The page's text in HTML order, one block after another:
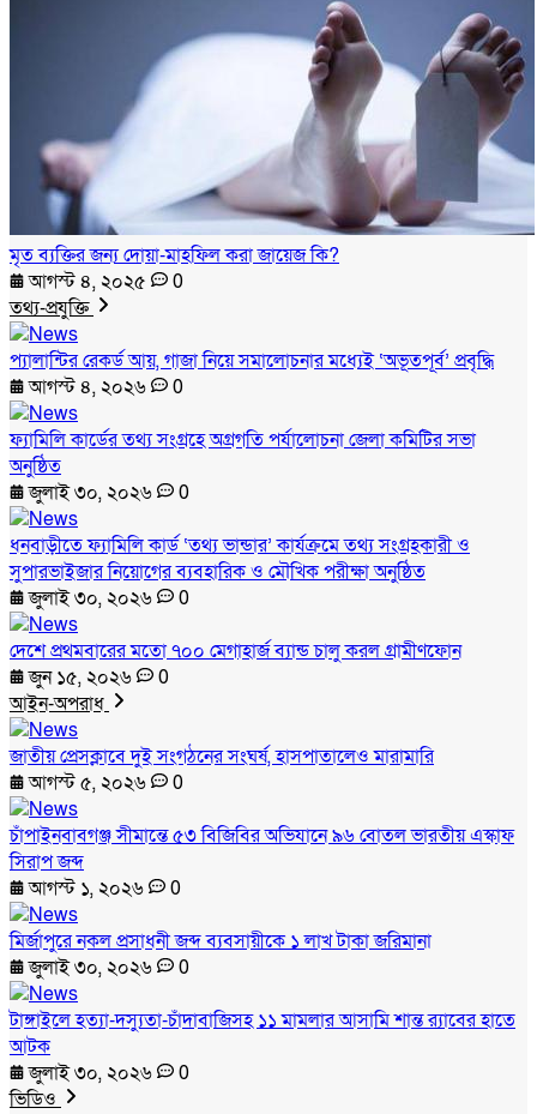
মৃত ব্যক্তির জন্য দোয়া-মাহফিল করা জায়েজ কি?
আগস্ট ৪, ২০২৫
0
তথ্য-প্রযুক্তি
প্যালান্টির রেকর্ড আয়, গাজা নিয়ে সমালোচনার মধ্যেই ‘অভূতপূর্ব’ প্রবৃদ্ধি
আগস্ট ৪, ২০২৬
0
ফ্যামিলি কার্ডের তথ্য সংগ্রহে অগ্রগতি পর্যালোচনা জেলা কমিটির সভা
অনুষ্ঠিত
জুলাই ৩০, ২০২৬
0
ধনবাড়ীতে ফ্যামিলি কার্ড ‘তথ্য ভান্ডার’ কার্যক্রমে তথ্য সংগ্রহকারী ও
সুপারভাইজার নিয়োগের ব্যবহারিক ও মৌখিক পরীক্ষা অনুষ্ঠিত
জুলাই ৩০, ২০২৬
0
দেশে প্রথমবারের মতো ৭০০ মেগাহার্জ ব্যান্ড চালু করল গ্রামীণফোন
জুন ১৫, ২০২৬
0
আইন-অপরাধ
জাতীয় প্রেসক্লাবে দুই সংগঠনের সংঘর্ষ, হাসপাতালেও মারামারি
আগস্ট ৫, ২০২৬
0
চাঁপাইনবাবগঞ্জ সীমান্তে ৫৩ বিজিবির অভিযানে ৯৬ বোতল ভারতীয় এস্কাফ
সিরাপ জব্দ
আগস্ট ১, ২০২৬
0
মির্জাপুরে নকল প্রসাধনী জব্দ ব্যবসায়ীকে ১ লাখ টাকা জরিমানা
জুলাই ৩০, ২০২৬
0
টাঙ্গাইলে হত্যা-দস্যুতা-চাঁদাবাজিসহ ১১ মামলার আসামি শান্ত র‍্যাবের হাতে
আটক
জুলাই ৩০, ২০২৬
0
ভিডিও